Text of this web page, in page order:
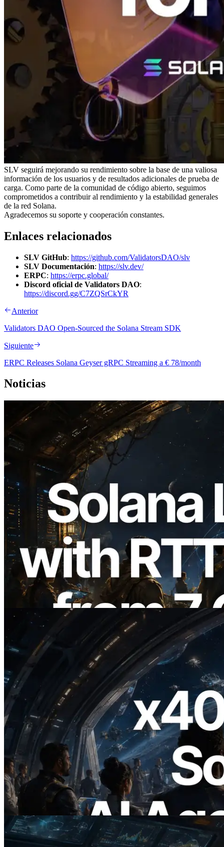
SLV seguirá mejorando su rendimiento sobre la base de una valiosa
información de los usuarios y de resultados adicionales de prueba de
carga. Como parte de la comunidad de código abierto, seguimos
comprometidos a contribuir al rendimiento y la estabilidad generales
de la red Solana.
Agradecemos su soporte y cooperación constantes.
Enlaces relacionados
SLV GitHub: https://github.com/ValidatorsDAO/slv
SLV Documentación: https://slv.dev/
ERPC: https://erpc.global/
Discord oficial de Validators DAO:
https://discord.gg/C7ZQSrCkYR
Anterior
Validators DAO Open-Sourced the Solana Stream SDK
Siguiente
ERPC Releases Solana Geyser gRPC Streaming a € 78/month
Noticias
2026.08.05
ERPC amplía la Leader Slot API de
Solana con medición de ping desde 7
regiones globales — También se lanza la
Validators Information API
Leer este artículo
2026.07.04
ERPC lanza Solana RPC compatible con
x402 — La era en la que los agentes de IA
pagan bajo demanda por las API que
necesitan
Leer este artículo